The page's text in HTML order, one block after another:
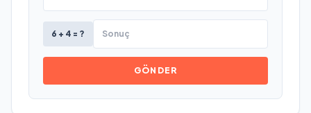
6 + 4 = ?
GÖNDER